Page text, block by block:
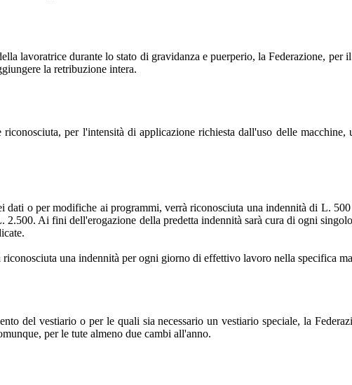
lavoratrice durante lo stato di gravidanza e puerperio, la Federazione,
la retribuzione intera.
per l'intensità di applicazione richiesta dall'uso delle
o per modifiche ai programmi, verrà riconosciuta una indennità di L.
Ai fini dell'erogazione della predetta indennità sarà cura di ogni
una indennità per ogni giorno di effettivo lavoro nella specifica
del vestiario o per le quali sia necessario un vestiario speciale, la
per le tute almeno due cambi all'anno.